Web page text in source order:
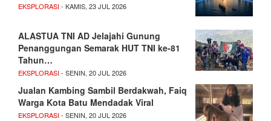
EKSPLORASI- KAMIS, 23 JUL 2026
ALASTUA TNI AD Jelajahi Gunung
Penanggungan Semarak HUT TNI ke-81
Tahun…
EKSPLORASI- SENIN, 20 JUL 2026
Jualan Kambing Sambil Berdakwah, Faiq
Warga Kota Batu Mendadak Viral
EKSPLORASI- SENIN, 20 JUL 2026